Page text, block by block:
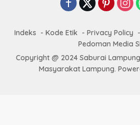
Indeks Kode Etik Privacy Policy
Pedoman Media
Copyright @ 2024 Saburai
Masyarakat Lampung.